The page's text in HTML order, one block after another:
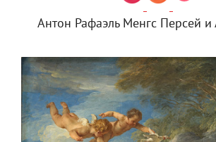
Антон Рафаэль Менгс Персей